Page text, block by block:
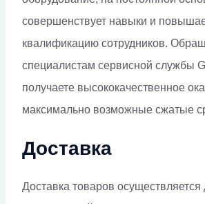
совершенствует навыки и
квалификацию сотрудников.
специалистам сервисной службы
получаете высококачественное
максимально возможные сжатые
Доставка
Доставка товаров